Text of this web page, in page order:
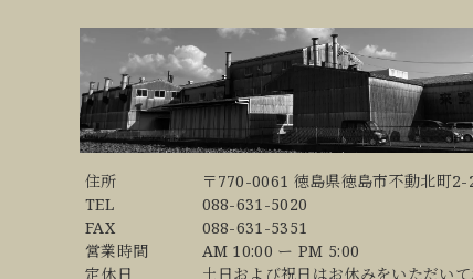
住所
〒770-0061 徳島県徳島市不動北町
TEL
088-631-5020
FAX
088-631-5351
営業時間
AM 10:00 ー PM 5:00
定休日
土日および祝日はお休みをいただい